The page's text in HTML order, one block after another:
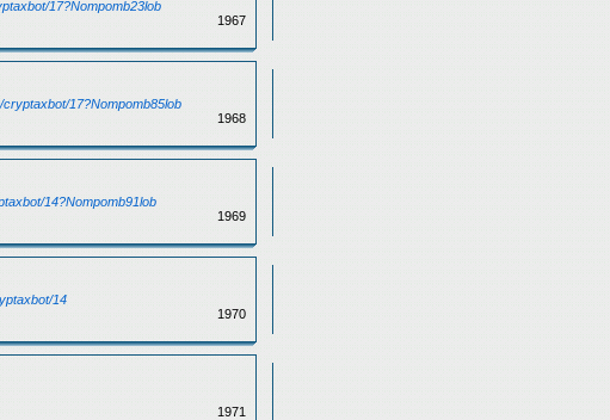
17?Nompomb23lob
1967
cryptaxbot/17?Nompomb85lob
1968
14?Nompomb91lob
1969
14
1970
1971